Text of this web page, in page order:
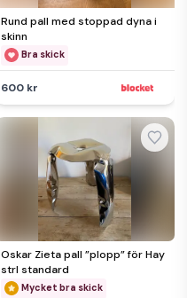
Rund pall med stoppad dyna i
skinn
Bra skick
600 kr
Oskar Zieta pall ”plopp” för Hay
strl standard
Mycket bra skick